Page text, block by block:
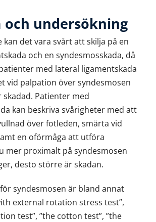
och undersökning
kan det vara svårt att skilja på en
och en syndesmosskada, då
med lateral ligamentskada
vid palpation över syndesmosen
Patienter med
kan beskriva svårigheter med att
över fotleden, smärta vid
en oförmåga att utföra
mer proximalt på syndesmosen
desto större är skadan.
syndesmosen är bland annat
external rotation stress test”,
test”, ”the cotton test”, ”the